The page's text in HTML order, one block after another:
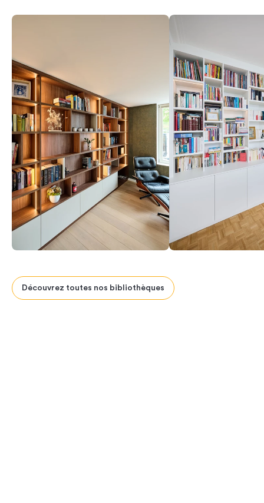
Previous
Next
Découvrez toutes nos bibliothèques